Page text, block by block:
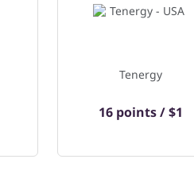
Tenergy
16 points / $1